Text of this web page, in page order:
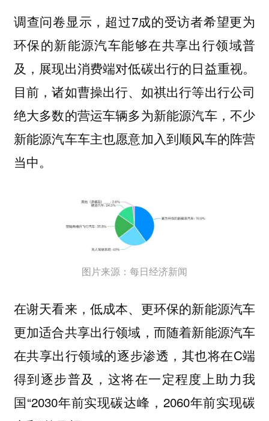
调查问卷显示，超过7成的受访者希望更为
环保的新能源汽车能够在共享出行领域普
及，展现出消费端对低碳出行的日益重视。
目前，诸如曹操出行、如祺出行等出行公司
绝大多数的营运车辆多为新能源汽车，不少
新能源汽车车主也愿意加入到顺风车的阵营
当中。
图片来源：每日经济新闻
在谢天看来，低成本、更环保的新能源汽车
更加适合共享出行领域，而随着新能源汽车
在共享出行领域的逐步渗透，其也将在C端
得到逐步普及，这将在一定程度上助力我
国“2030年前实现碳达峰，2060年前实现碳